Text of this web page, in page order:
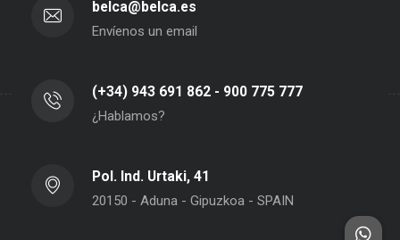
belca@belca.es
Envíenos un email
(+34) 943 691 862 - 900 775 777
¿Hablamos?
Pol. Ind. Urtaki, 41
20150 - Aduna - Gipuzkoa - SPAIN